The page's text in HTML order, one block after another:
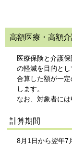
高額医療・高額
医療保険と介護
の軽減を目的と
合算した額が一
します。
なお、対象者には
計算期間
8月1日から翌年7